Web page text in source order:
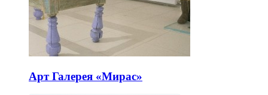
Арт Галерея «Мирас»